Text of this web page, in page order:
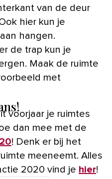
van de deur
hier kun je
hangen.
de trap kun je
Maak de ruimte
met
voorjaar je ruimtes
dan mee met de
! Denk er bij het
meeneemt. Alles
2020 vind je hier!